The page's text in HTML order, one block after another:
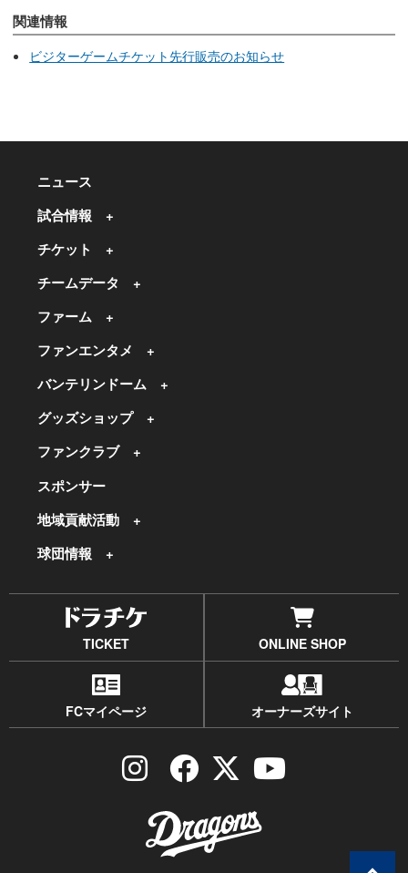
関連情報
ビジターゲームチケット先行販売のお知らせ
ニュース
試合情報
チケット
チームデータ
ファーム
ファンエンタメ
バンテリンドーム
グッズショップ
ファンクラブ
スポンサー
地域貢献活動
球団情報
TICKET ONLINE SHOP
FCマイページ オーナーズサイト